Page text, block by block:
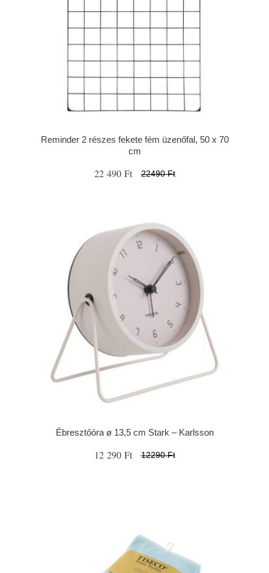
Reminder 2 részes fekete fém üzenőfal, 50 x 70
cm
22 490 Ft 22490 Ft
Ébresztőóra ø 13,5 cm Stark – Karlsson
12 290 Ft 12290 Ft